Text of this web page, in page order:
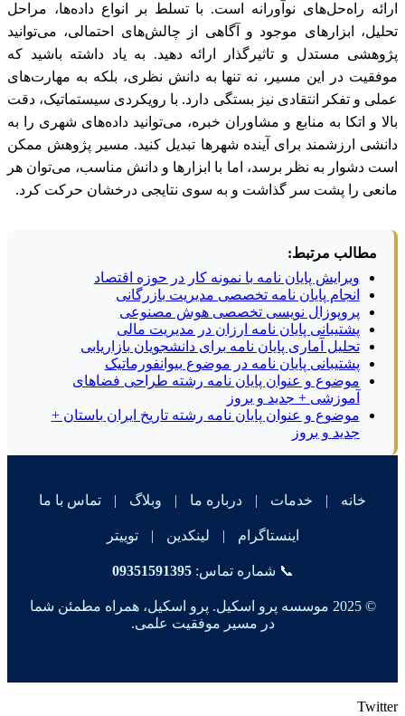
ارائه راه‌حل‌های نوآورانه است. با تسلط بر انواع داده‌ها، مراحل
تحلیل، ابزارهای موجود و آگاهی از چالش‌های احتمالی، می‌توانید
پژوهشی مستدل و تاثیرگذار ارائه دهید. به یاد داشته باشید که
موفقیت در این مسیر، نه تنها به دانش نظری، بلکه به مهارت‌های
عملی و تفکر انتقادی نیز بستگی دارد. با رویکردی سیستماتیک، دقت
بالا و اتکا به منابع و مشاوران خبره، می‌توانید داده‌های شهری را به
دانشی ارزشمند برای آینده شهرها تبدیل کنید. مسیر پژوهش ممکن
است دشوار به نظر برسد، اما با ابزارها و دانش مناسب، می‌توان هر
مانعی را پشت سر گذاشت و به سوی نتایجی درخشان حرکت کرد.
مطالب مرتبط:
ویرایش پایان نامه با نمونه کار در حوزه اقتصاد
انجام پایان نامه تخصصی مدیریت بازرگانی
پروپوزال نویسی تخصصی هوش مصنوعی
پشتیبانی پایان نامه ارزان در مدیریت مالی
تحلیل آماری پایان نامه برای دانشجویان بازاریابی
پشتیبانی پایان نامه در موضوع بیوانفورماتیک
موضوع و عنوان پایان نامه رشته طراحی فضاهای
آموزشی + جدید و بروز
موضوع و عنوان پایان نامه رشته تاریخ ایران باستان +
جدید و بروز
خانه | خدمات | درباره ما | وبلاگ | تماس با ما
اینستاگرام | لینکدین | توییتر
📞 شماره تماس:09351591395
© 2025 موسسه پرو اسکیل. پرو اسکیل، همراه مطمئن شما
در مسیر موفقیت علمی.
Twitter